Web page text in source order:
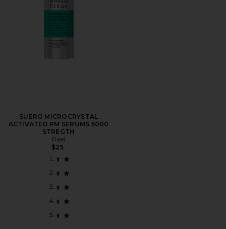
SUERO MICROCRYSTAL
ACTIVATED PM SERUMS 5000
STREGTH
Rael
$25